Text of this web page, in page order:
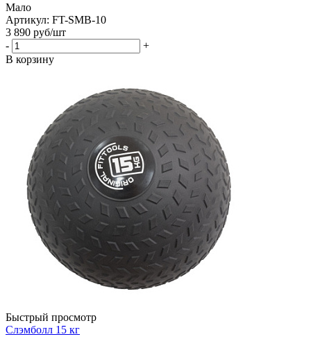
Мало
Артикул: FT-SMB-10
3 890 руб/шт
-
+
В корзину
Быстрый просмотр
Слэмболл 15 кг